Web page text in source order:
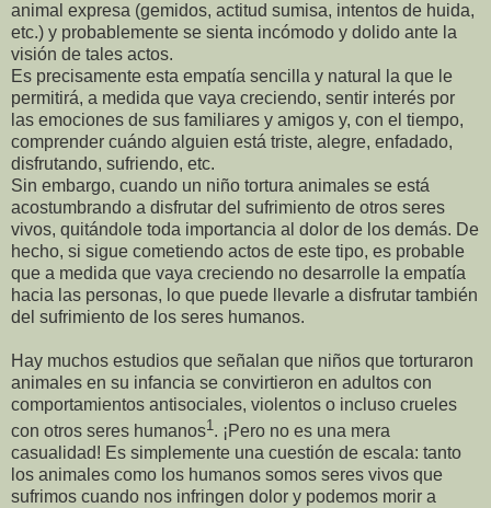
animal expresa (gemidos, actitud sumisa, intentos de huida,
etc.) y probablemente se sienta incómodo y dolido ante la
visión de tales actos.
Es precisamente esta empatía sencilla y natural la que le
permitirá, a medida que vaya creciendo, sentir interés por
las emociones de sus familiares y amigos y, con el tiempo,
comprender cuándo alguien está triste, alegre, enfadado,
disfrutando, sufriendo, etc.
Sin embargo, cuando un niño tortura animales se está
acostumbrando a disfrutar del sufrimiento de otros seres
vivos, quitándole toda importancia al dolor de los demás. De
hecho, si sigue cometiendo actos de este tipo, es probable
que a medida que vaya creciendo no desarrolle la empatía
hacia las personas, lo que puede llevarle a disfrutar también
del sufrimiento de los seres humanos.
Hay muchos estudios que señalan que niños que torturaron
animales en su infancia se convirtieron en adultos con
comportamientos antisociales, violentos o incluso crueles
con otros seres humanos1. ¡Pero no es una mera
casualidad! Es simplemente una cuestión de escala: tanto
los animales como los humanos somos seres vivos que
sufrimos cuando nos infringen dolor y podemos morir a